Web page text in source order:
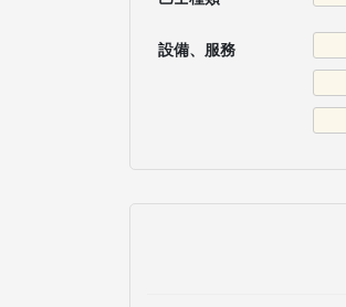
設備、服務